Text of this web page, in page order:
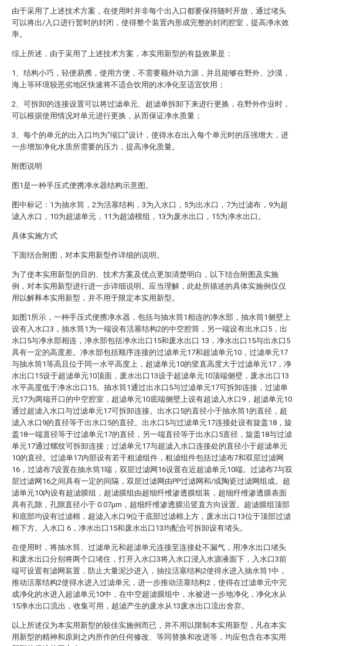
由于采用了上述技术方案，在使用时并非每个出入口都要保持随时开放，通过堵头
可以将出/入口进行暂时的封闭，使得整个装置内形成完整的封闭腔室，提高净水效
率。
综上所述，由于采用了上述技术方案，本实用新型的有益效果是：
1、结构小巧，轻便易携，使用方便，不需要额外动力源，并且能够在野外、沙漠，
海上等环境较恶劣地区快速将不适合饮用的水净化至适宜饮用；
2、可拆卸的连接设置可以将过滤单元、超滤单拆卸下来进行更换，在野外作业时，
可以根据使用情况对单元进行更换，从而保证净水质量；
3、每个的单元的出入口均为“缩口”设计，使得水在出入每个单元时的压强增大，进
一步增加净化水质所需要的压力，提高净化质量。
附图说明
图1是一种手压式便携净水器结构示意图。
图中标记：1为抽水筒，2为活塞结构，3为入水口，5为出水口，7为过滤布，9为超
滤入水口，10为超滤单元，11为超滤模组，13为废水出口，15为净水出口。
具体实施方式
下面结合附图，对本实用新型作详细的说明。
为了使本实用新型的目的、技术方案及优点更加清楚明白，以下结合附图及实施
例，对本实用新型进行进一步详细说明。应当理解，此处所描述的具体实施例仅仅
用以解释本实用新型，并不用于限定本实用新型。
如图1所示，一种手压式便携净水器，包括与抽水筒1相连的净水部，抽水筒1侧壁上
设有入水口3，抽水筒1为一端设有活塞结构2的中空腔筒，另一端设有出水口5，出
水口5与净水部相连，净水部包括净水出口15和废水出口 13，净水出口15与出水口5
具有一定的高度差。净水部包括顺序连接的过滤单元17和超滤单元10，过滤单元17
与抽水筒1等高且位于同一水平高度上，超滤单元10的竖直高度大于过滤单元17，净
水出口15设于超滤单元10顶面，废水出口13设于超滤单元10顶端侧壁，废水出口13
水平高度低于净水出口15。抽水筒1通过出水口5与过滤单元17可拆卸连接，过滤单
元17为两端开口的中空腔室，超滤单元10底端侧壁上设有超滤入水口9，超滤单元10
通过超滤入水口与过滤单元17可拆卸连接。出水口5的直径小于抽水筒1的直径，超
滤入水口9的直径等于出水口5的直径。出水口5与过滤单元17连接处设有旋盖18，旋
盖18一端直径等于过滤单元17的直径，另一端直径等于出水口5直径，旋盖18与过滤
单元17通过螺纹可拆卸连接；过滤单元17与超滤入水口连接处的直径小于超滤单元
10的直径。过滤单17内部设有若干粗滤组件，粗滤组件包括过滤布7和双层过滤网
16，过滤布7设置在抽水筒1端，双层过滤网16设置在近超滤单元10端。过滤布7与双
层过滤网16之间具有一定的间隔，双层过滤网由PP过滤网和/或陶瓷过滤网组成。超
滤单元10内设有超滤膜组，超滤膜组由超细纤维渗透膜组装，超细纤维渗透膜表面
具有孔隙，孔隙直径小于 0.07μm，超细纤维渗透膜沿竖直方向设置。超滤膜组顶部
和底部均设有过滤棉，超滤入水口9位于底部过滤棉上方，废水出口13位于顶部过滤
棉下方。入水口 6，净水出口15和废水出口13均配合可拆卸设有堵头。
在使用时，将抽水筒、过滤单元和超滤单元连接至连接处不漏气，用净水出口堵头
和废水出口分别将两个口堵住，打开入水口3将入水口浸入水源液面下，入水口3前
端可设置有滤网装置，防止大量泥沙进入，抽拉活塞结构2使得水进入抽水筒1中，
推动活塞结构2使得水进入过滤单元，进一步推动活塞结构2，使得在过滤单元中完
成净化的水进入超滤单元10中，在中空超滤膜组中，水被进一步地净化，净化水从
15净水出口流出，收集可用，超滤产生的废水从13废水出口流出舍弃。
以上所述仅为本实用新型的较佳实施例而已，并不用以限制本实用新型，凡在本实
用新型的精神和原则之内所作的任何修改、等同替换和改进等，均应包含在本实用